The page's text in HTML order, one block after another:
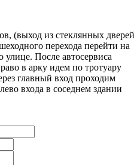
(выход из стеклянных дверей
перехода перейти на
улице. После автосервиса
в арку идем по тротуару
главный вход проходим
входа в соседнем здании